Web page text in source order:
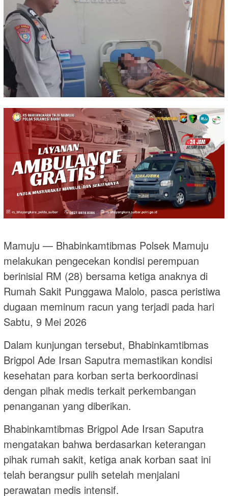
Mamuju — Bhabinkamtibmas Polsek Mamuju
melakukan pengecekan kondisi perempuan
berinisial RM (28) bersama ketiga anaknya di
Rumah Sakit Punggawa Malolo, pasca peristiwa
dugaan meminum racun yang terjadi pada hari
Sabtu, 9 Mei 2026
Dalam kunjungan tersebut, Bhabinkamtibmas
Brigpol Ade Irsan Saputra memastikan kondisi
kesehatan para korban serta berkoordinasi
dengan pihak medis terkait perkembangan
penanganan yang diberikan.
Bhabinkamtibmas Brigpol Ade Irsan Saputra
mengatakan bahwa berdasarkan keterangan
pihak rumah sakit, ketiga anak korban saat ini
telah berangsur pulih setelah menjalani
perawatan medis intensif.